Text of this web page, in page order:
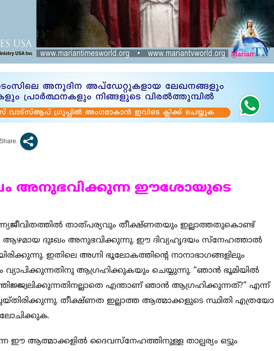
അനുഭവിക്കുന്ന ഈശോയുടെ
താത്പര്യവും തീക്ഷ്ണതയും ഇല്ലാത്തതുകൊണ്ട്
ദുഃഖം അനുഭവിക്കുന്നു. ഈ ദിവ്യഹൃദയം സ്നേഹത്താല്‍
ഇതിലെ അഗ്നി ഭൂലോകത്തിന്‍റെ നാനാഭാഗങ്ങളിലും
ആഗ്രഹിക്കുകയും ചെയ്യുന്നു. “ഞാന്‍ ഭൂമിയില്‍
എന്താണ് ഞാന്‍ ആഗ്രഹിക്കുന്നത്?” എന്ന്‍
തീക്ഷ്ണത ഇല്ലാത്ത ആത്മാക്കളുടെ സ്ഥിതി എത്രയോ
ഈ ആത്മാക്കളില്‍ ദൈവസ്നേഹത്തിനുള്ള താല്പര്യം ഒട്ടും